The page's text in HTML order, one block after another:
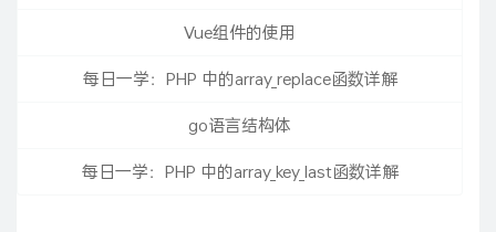
Vue组件的使用
每日一学：PHP 中的array_replace函数详解
go语言结构体
每日一学：PHP 中的array_key_last函数详解